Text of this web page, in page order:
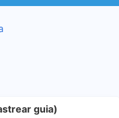
guia)